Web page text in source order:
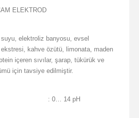
ELEKTROD
elektroliz banyosu, evsel
kahve özütü, limonata, maden
içeren sıvılar, şarap, tükürük ve
için tavsiye edilmiştir.
: 0… 14 pH